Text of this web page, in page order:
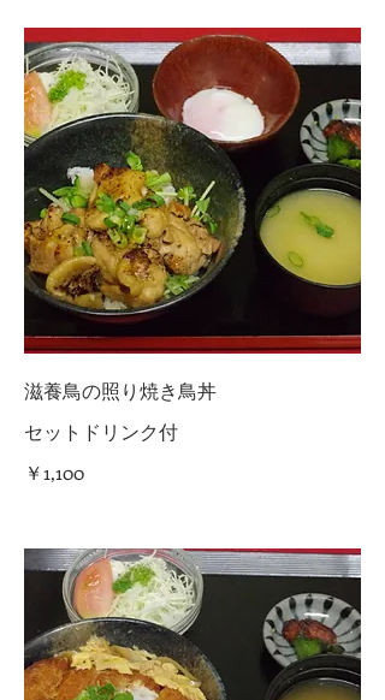
滋養鳥の照り焼き鳥丼
セットドリンク付
￥1,100